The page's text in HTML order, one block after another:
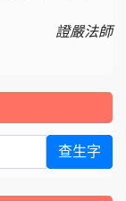
證嚴法師
查生字